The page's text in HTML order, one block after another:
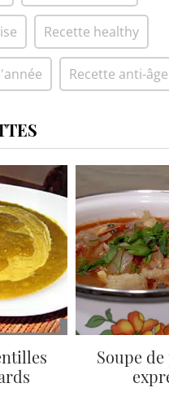
Recette healthy
Recette anti-âge
Soupe